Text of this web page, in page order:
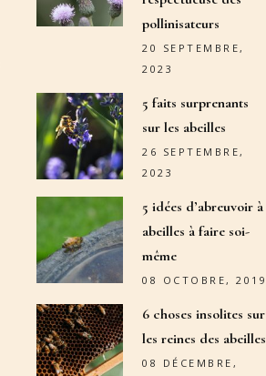
pollinisateurs
20 SEPTEMBRE,
2023
5 faits surprenants
sur les abeilles
26 SEPTEMBRE,
2023
5 idées d’abreuvoir à
abeilles à faire soi-
même
08 OCTOBRE, 2019
6 choses insolites sur
les reines des abeilles
08 DÉCEMBRE,